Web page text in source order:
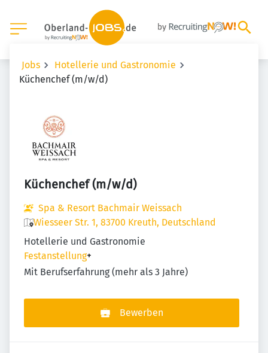
Jobs
Hotellerie und Gastronomie
Küchenchef (m/w/d)
Küchenchef (m/w/d)
Spa & Resort Bachmair Weissach
Wiesseer Str. 1, 83700 Kreuth, Deutschland
Hotellerie und Gastronomie
Festanstellung+
Mit Berufserfahrung (mehr als 3 Jahre)
Bewerben